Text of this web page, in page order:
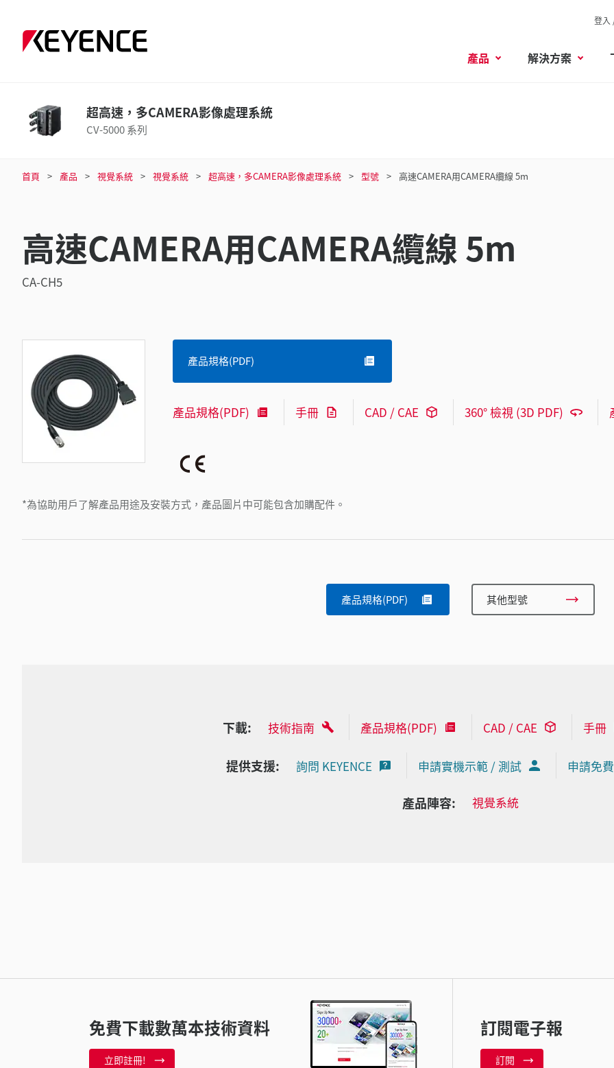
登入
產品 解決方案
超高速，多CAMERA影像處理系統
CV-5000 系列
首頁 產品 視覺系統 視覺系統 超高速，多CAMERA影像處理系統 型號 高速CAMERA用CAMERA纜線 5m
高速CAMERA用CAMERA纜線 5m
CA-CH5
*為協助用戶了解產品用途及安裝方式，產品圖片中可能包含加購配件。
產品規格(PDF)
產品規格(PDF) 手冊 CAD / CAE 360° 檢視 (3D PDF)
產品規格(PDF) 其他型號
下載: 技術指南 產品規格(PDF) CAD / CAE 手冊
提供支援: 詢問 KEYENCE 申請實機示範 / 測試 申請免
產品陣容: 視覺系統
免費下載數萬本技術資料
立即註冊!
訂閱電子報
訂閱